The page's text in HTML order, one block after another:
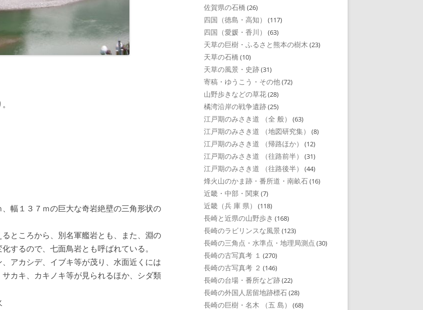
幅１３７ｍの巨大な奇岩絶壁の三角形状の
ところから、別名軍艦岩とも、また、淵の
するので、七面鳥岩とも呼ばれている。
アカシデ、イブキ等が茂り、水面近くには
カキ、カキノキ等が見られるほか、シダ類
佐賀県の石橋 (26)
四国（徳島・高知） (117)
四国（愛媛・香川） (63)
天草の巨樹・ふるさと熊本の樹木 (23)
天草の石橋 (10)
天草の風景・史跡(31)
寄稿・ゆうこう・その他(72)
山野歩きなどの草花(28)
橘湾沿岸の戦争遺跡(25)
江戸期のみさき道 （全 般） (63)
江戸期のみさき道 （地図研究集） (8)
江戸期のみさき道 （帰路ほか） (12)
江戸期のみさき道 （往路前半） (31)
江戸期のみさき道 （往路後半） (44)
烽火山のかま跡・番所道・南畝石(16)
近畿・中部・関東 (7)
近畿（兵 庫 県） (118)
長崎と近県の山野歩き (168)
長崎のラビリンスな風景 (123)
長崎の三角点・水準点・地理局測点 (30)
長崎の古写真考 １ (270)
長崎の古写真考 ２ (146)
長崎の台場・番所など跡(22)
長崎の外国人居留地跡標石(28)
長崎の巨樹・名木 （五 島） (68)